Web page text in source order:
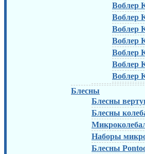
Воблер
Воблер
Воблер
Воблер
Воблер
Воблер
Воблер
Блесны
Блесны
Блесны
Наборы
Блесны